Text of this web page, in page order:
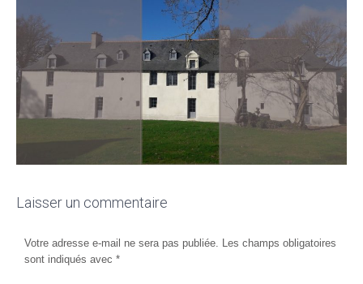
Laisser un commentaire
Votre adresse e-mail ne sera pas publiée. Les champs obligatoires
sont indiqués avec *